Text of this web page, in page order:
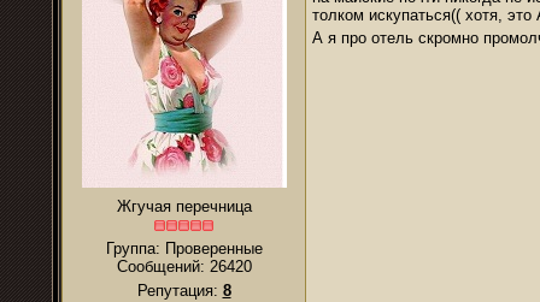
Жгучая перечница
Группа: Проверенные
Сообщений: 26420
Репутация: 8
толком искупаться(( хотя,
А я про отель скромно